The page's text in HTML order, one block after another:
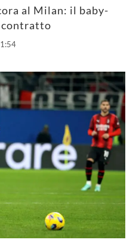
al Milan: il baby-
contratto